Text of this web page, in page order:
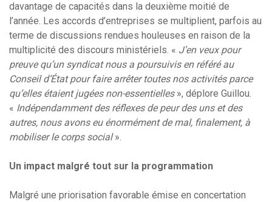
davantage de capacités dans la deuxième moitié de
l’année. Les accords d’entreprises se multiplient, parfois au
terme de discussions rendues houleuses en raison de la
multiplicité des discours ministériels. « J’en veux pour
preuve qu’un syndicat nous a poursuivis en référé au
Conseil d’État pour faire arrêter toutes nos activités parce
qu’elles étaient jugées non-essentielles», déplore Guillou.
« Indépendamment des réflexes de peur des uns et des
autres, nous avons eu énormément de mal, finalement, à
mobiliser le corps social».
Un impact malgré tout sur la programmation
Malgré une priorisation favorable émise en concertation